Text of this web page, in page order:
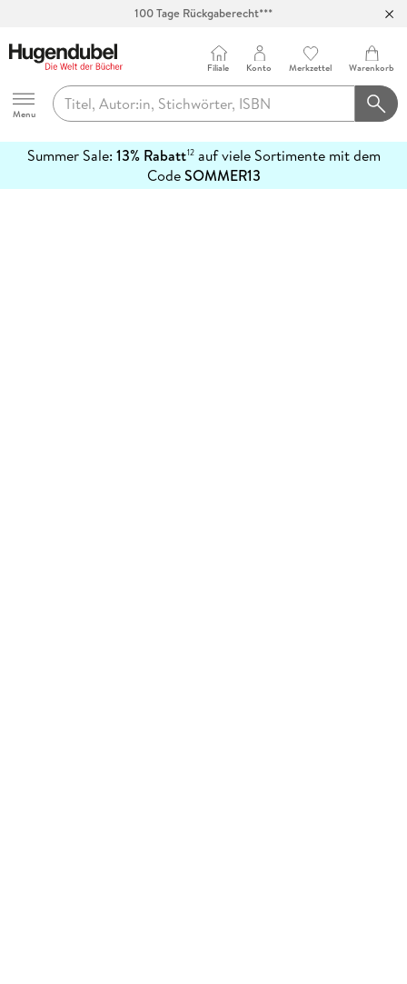
100 Tage Rückgaberecht***
Hugendubel
Menu
Filiale Konto Merkzettel Warenkorb
Summer Sale: 13% Rabatt12auf viele Sortimente mit dem
CodeSOMMER13
erfahren